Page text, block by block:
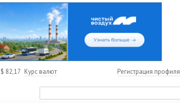
$ 82,17 Курс валют Регистрация профиля